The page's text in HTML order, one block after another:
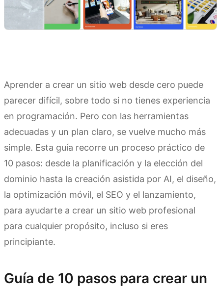
Aprender a crear un sitio web desde cero puede
parecer difícil, sobre todo si no tienes experiencia
en programación. Pero con las herramientas
adecuadas y un plan claro, se vuelve mucho más
simple. Esta guía recorre un proceso práctico de
10 pasos: desde la planificación y la elección del
dominio hasta la creación asistida por AI, el diseño,
la optimización móvil, el SEO y el lanzamiento,
para ayudarte a crear un sitio web profesional
para cualquier propósito, incluso si eres
principiante.
Guía de 10 pasos para crear un